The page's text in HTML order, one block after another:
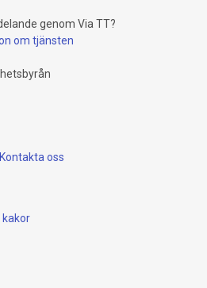
genom Via TT?
om tjänsten
Kontakta oss